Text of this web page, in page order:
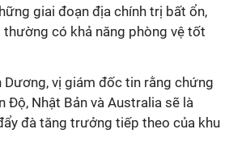
giai đoạn địa chính trị bất ổn,
có khả năng phòng vệ tốt
Dương, vị giám đốc tin rằng chứng
Độ, Nhật Bản và Australia sẽ là
đà tăng trưởng tiếp theo của khu